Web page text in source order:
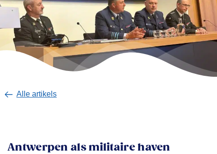
Alle artikels
Antwerpen als militaire haven